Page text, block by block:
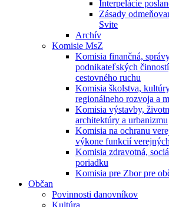
Interpelácie
Zásady
Svite
Archív
Komisie MsZ
Komisia finančná,
podnikateľských
cestovného ruchu
Komisia školstva,
regionálneho rozvoja a
Komisia výstavby,
architektúry a urbanizmu
Komisia na ochranu
výkone funkcií
Komisia zdravotná,
poriadku
Komisia pre Zbor pre
Občan
Povinnosti danovníkov
Kultúra